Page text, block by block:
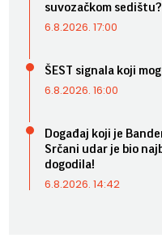
suvozačkom sedištu?
6.8.2026. 17:00
ŠEST signala koji
6.8.2026. 16:00
Događaj koji je
Srčani udar je bio
dogodila!
6.8.2026. 14:42